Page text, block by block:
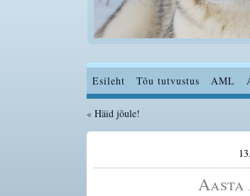
Esileht Tõu tutvustus AML
« Häid jõule!
Aasta